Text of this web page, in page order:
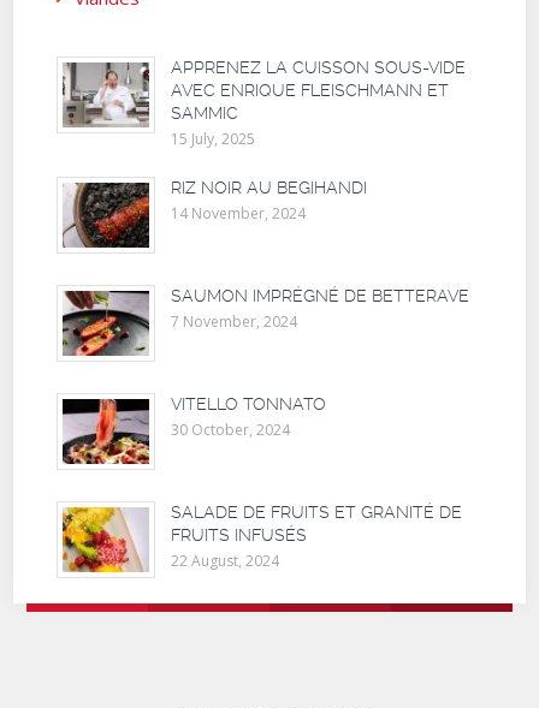
APPRENEZ LA CUISSON SOUS-VIDE
AVEC ENRIQUE FLEISCHMANN ET
SAMMIC
15 July, 2025
RIZ NOIR AU BEGIHANDI
14 November, 2024
SAUMON IMPRÉGNÉ DE BETTERAVE
7 November, 2024
VITELLO TONNATO
30 October, 2024
SALADE DE FRUITS ET GRANITÉ DE
FRUITS INFUSÉS
22 August, 2024